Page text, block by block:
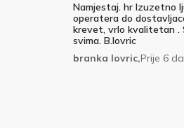
Namjestaj. hr Izuzetno
operatera do
krevet, vrlo kvalitetan .
svima. B.lovric
branka lovric,Prije 6